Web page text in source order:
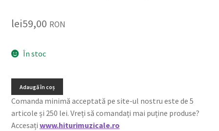
lei59,00 RON
În stoc
Adaugă în coș
Comanda minimă acceptată pe site-ul nostru este de 5
articole și 250 lei. Vreți să comandați mai puține produse?
Accesați www.hiturimuzicale.ro